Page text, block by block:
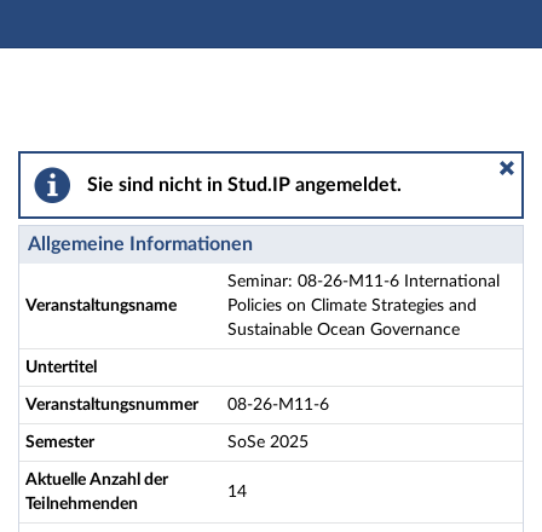
Hauptnavigation
Seminar: 08-26-M11-6 International Policies on
Sie sind nicht in Stud.IP angemeldet.
Allgemeine Informationen
Veranstaltungsname
Seminar: 08-26-M11-6 International
Policies on Climate Strategies and
Sustainable Ocean Governance
Untertitel
Veranstaltungsnummer 08-26-M11-6
Semester SoSe 2025
Aktuelle Anzahl der
Teilnehmenden
14